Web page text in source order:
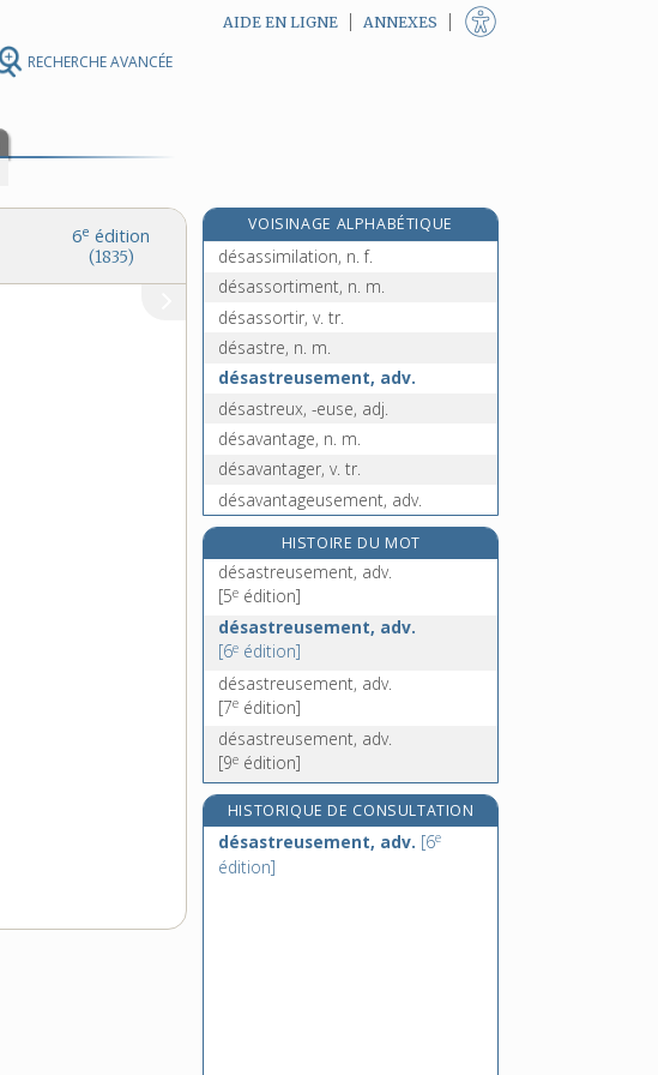
RECHERCHE AVANCÉE
AIDE EN LIGNE ANNEXES
6e édition
(1835)
VOISINAGE ALPHABÉTIQUE
désassembler, v. tr.
désassimilation, n. f.
désassortiment, n. m.
désassortir, v. tr.
désastre, n. m.
désastreusement, adv.
désastreux, -euse, adj.
désavantage, n. m.
désavantager, v. tr.
désavantageusement, adv.
désavantageux, -euse, adj.
désaveu, n. m.
désaveugler, v. tr.
désavouer, v. tr.
désaxé, -ée, adj.
HISTOIRE DU MOT
désastreusement, adv.
[5e édition]
désastreusement, adv.
[6e édition]
désastreusement, adv.
[7e édition]
désastreusement, adv.
[9e édition]
HISTORIQUE DE CONSULTATION
désastreusement, adv. [6e
édition]